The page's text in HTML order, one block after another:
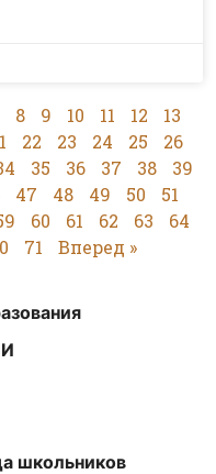
8 9 10 11 12
13
22 23 24 25
26
35 36 37 38
39
47 48 49 50
51
60 61 62 63
64
71 Вперед »
школьников